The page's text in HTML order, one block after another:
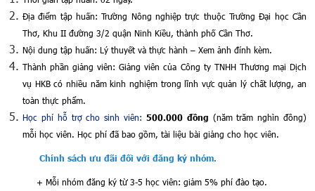
Địa điểm tập huấn: Trường Nông nghiệptrực thuộcTrường Đại học Cần
Thơ, Khu II đường 3/2 quận Ninh Kiều, thành phố Cần Thơ.
Nội dung tập huấn: Lý thuyết và thực hành – Xem ảnh đính kèm.
Thành phần giảng viên: Giảng viên của Công ty TNHH Thương mại Dịch
vụ HKB có nhiều năm kinh nghiệm trong lĩnh vực quản lý chất lượng, an
toàn thực phẩm.
Học phíhỗ trợ cho sinh viên: 500.000 đồng (năm trăm nghìn đồng)
mỗi học viên. Học phí đã bao gồm, tài liệu bài giảng cho học viên.
Chính sách ưu đãi đối với đăng ký nhóm.
+ Mỗi nhóm đăng ký từ 3-5 học viên: giảm 5% phí đào tạo.